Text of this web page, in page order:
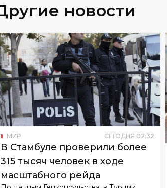
МИР СЕГОДНЯ 02 :32
В Стамбуле проверили более
315 тысяч человек в ходе
По данным Генконсульства, в Турции
проживают около 130 тыс. граждан
Узбекистана.